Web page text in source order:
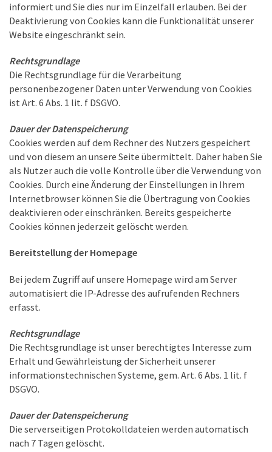
informiert und Sie dies nur im Einzelfall erlauben. Bei der
Deaktivierung von Cookies kann die Funktionalität unserer
Website eingeschränkt sein.
Rechtsgrundlage
Die Rechtsgrundlage für die Verarbeitung
personenbezogener Daten unter Verwendung von Cookies
ist Art. 6 Abs. 1 lit. f DSGVO.
Dauer der Datenspeicherung
Cookies werden auf dem Rechner des Nutzers gespeichert
und von diesem an unsere Seite übermittelt. Daher haben Sie
als Nutzer auch die volle Kontrolle über die Verwendung von
Cookies. Durch eine Änderung der Einstellungen in Ihrem
Internetbrowser können Sie die Übertragung von Cookies
deaktivieren oder einschränken. Bereits gespeicherte
Cookies können jederzeit gelöscht werden.
Bereitstellung der Homepage
Bei jedem Zugriff auf unsere Homepage wird am Server
automatisiert die IP-Adresse des aufrufenden Rechners
erfasst.
Rechtsgrundlage
Die Rechtsgrundlage ist unser berechtigtes Interesse zum
Erhalt und Gewährleistung der Sicherheit unserer
informationstechnischen Systeme, gem. Art. 6 Abs. 1 lit. f
DSGVO.
Dauer der Datenspeicherung
Die serverseitigen Protokolldateien werden automatisch
nach 7 Tagen gelöscht.